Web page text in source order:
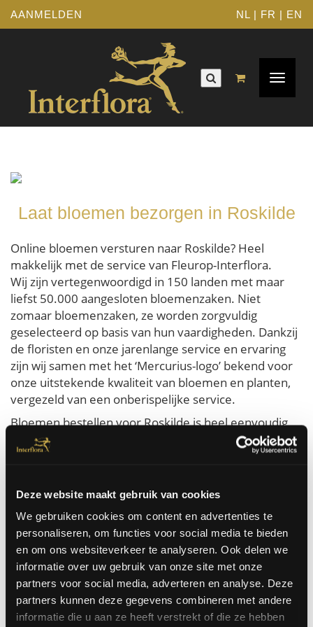
Deze website maakt gebruik van cookies
We gebruiken cookies om content en advertenties te
personaliseren, om functies voor social media te bieden
en om ons websiteverkeer te analyseren. Ook delen we
informatie over uw gebruik van onze site met onze
partners voor social media, adverteren en analyse. Deze
partners kunnen deze gegevens combineren met andere
informatie die u aan ze heeft verstrekt of die ze hebben
AANMELDEN NL | FR | EN
Toggle
Laat bloemen bezorgen in Roskilde
Online bloemen versturen naar Roskilde? Heel
makkelijk met de service van Fleurop-Interflora.
Wij zijn vertegenwoordigd in 150 landen met maar
liefst 50.000 aangesloten bloemenzaken. Niet
zomaar bloemenzaken, ze worden zorgvuldig
geselecteerd op basis van hun vaardigheden. Dankzij
de floristen en onze jarenlange service en ervaring
zijn wij samen met het ‘Mercurius-logo’ bekend voor
onze uitstekende kwaliteit van bloemen en planten,
vergezeld van een onberispelijke service.
Bloemen bestellen voor Roskilde is heel eenvoudig
bij Interflora. U bestelt zo de mooiste bloemen die
dezelfde dag nog in Roskilde aan huis of op kantoor
laten leveren voor werkelijk elke gelegenheid. Voor
Bestel hier
Besteld voor 14u, vandaag nog door onze bloemisten